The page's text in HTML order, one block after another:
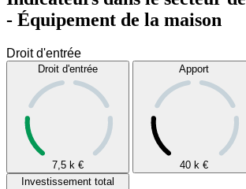
- Équipement de la maison
Droit d'entrée
7,5 k €
Apport
40 k €
Investissement total